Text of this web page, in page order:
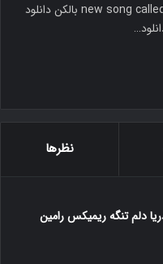
آهین بالکن آهین بالکن download آهین new song called بالکن دانلود
نظرها
دلم تنگه ریمیکس رامین